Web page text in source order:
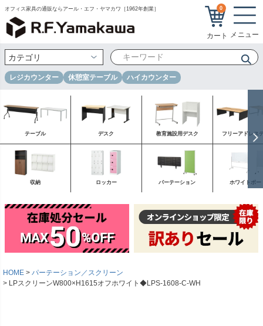
オフィス家具の通販ならアール・エフ・ヤマカワ［1962年創業］ 0
レジカウンター 休憩室テーブル ハイカウンター
テーブル デスク 教育施設用デスク フリーアドレス
収納 ロッカー パーテーション ホワイトボー
HOME
パーテーション／スクリーン
LPスクリーンW800×H1615オフホワイト◆LPS-1608-C-WH